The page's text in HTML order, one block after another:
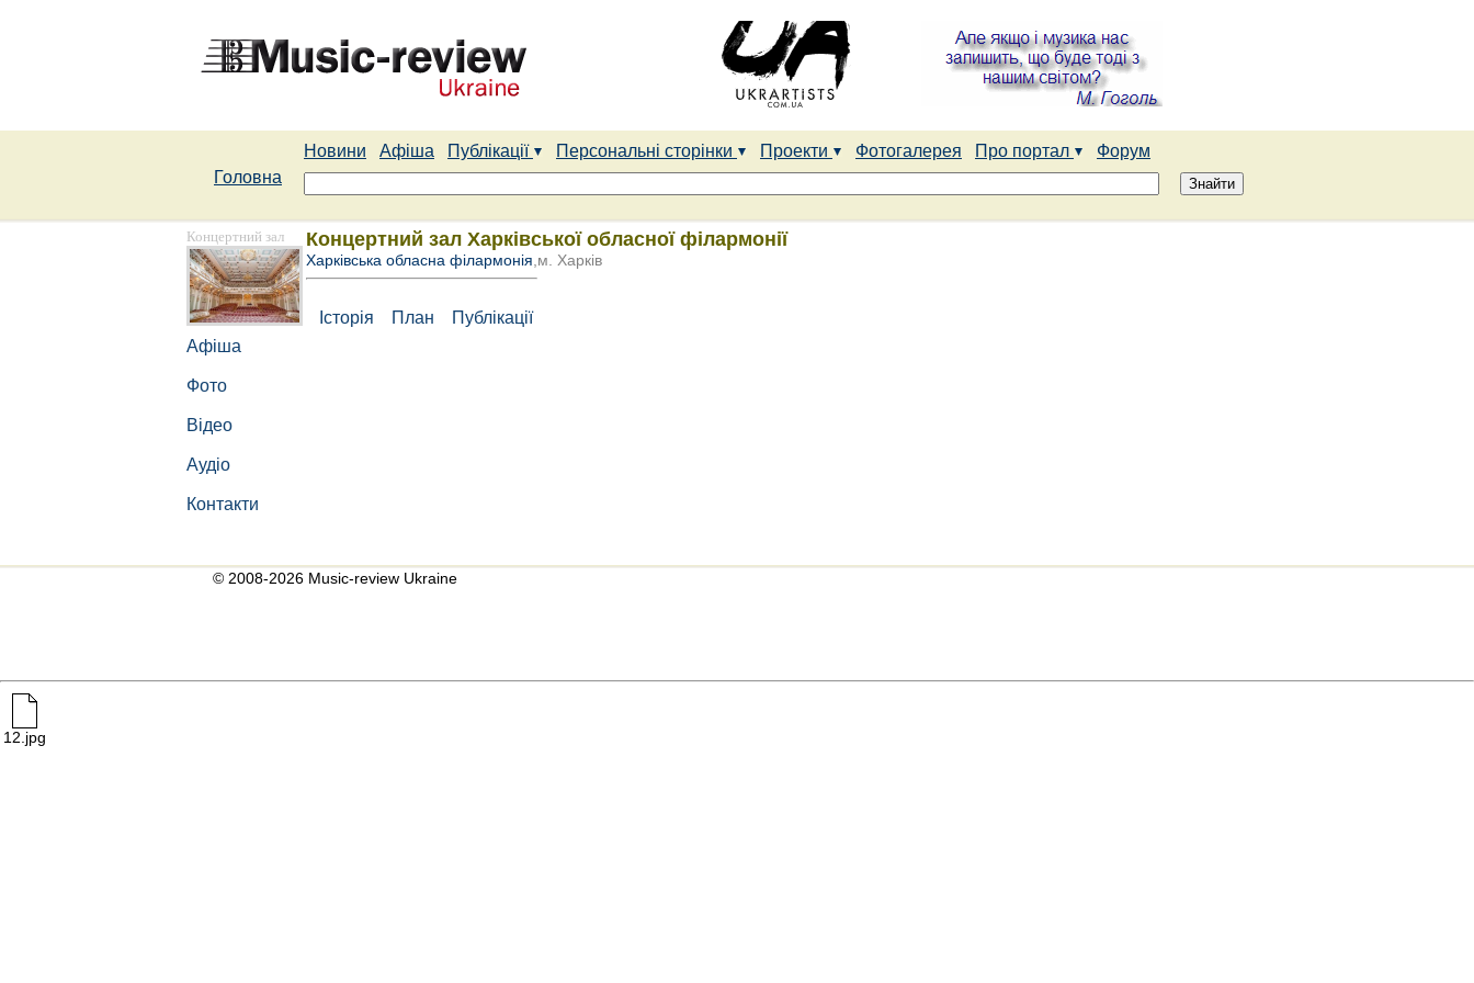
Новини Афіша Публікації Персональні сторінки Проекти Фотогалерея Про портал
Форум
Головна
Концертний зал
Афіша
Фото
Відео
Аудіо
Контакти
Концертний зал Харківської обласної філармонії
Харківська обласна філармонія ,м. Харків
Історія План Публікації
© 2008-2026 Music-review Ukraine
12.jpg